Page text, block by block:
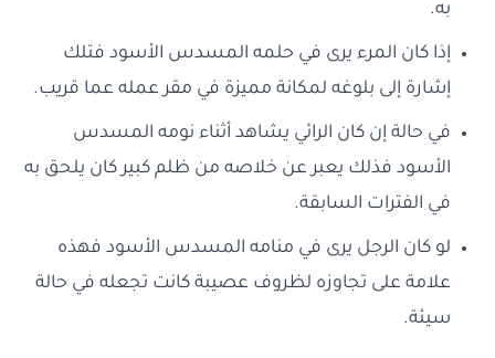
به.
إذا كان المرء يرى في حلمه المسدس الأسود فتلك
إشارة إلى بلوغه لمكانة مميزة في مقر عمله عما قريب.
في حالة إن كان الرائي يشاهد أثناء نومه المسدس
الأسود فذلك يعبر عن خلاصه من ظلم كبير كان يلحق به
في الفترات السابقة.
لو كان الرجل يرى في منامه المسدس الأسود فهذه
علامة على تجاوزه لظروف عصيبة كانت تجعله في حالة
سيئة.